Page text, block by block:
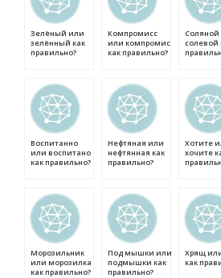
Зелёный или
зелённый как
правильно?
Компромисс
или компромис
как правильно?
солевой
Воспитанно
или воспитано
как правильно?
Нефтяная или
нефтянная как
правильно?
Хотите
хочите
Морозильник
или морозилка
как правильно?
Под мышки или
подмышки как
правильно?
Хрящ
как